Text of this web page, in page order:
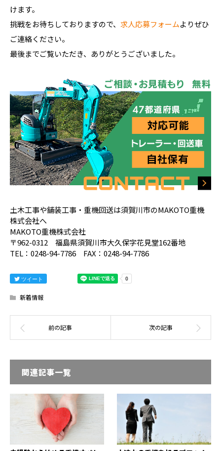
けます。
挑戦をお待ちしておりますので、 求人応募フォームよりぜひ
ご連絡ください。
最後までご覧いただき、ありがとうございました。
土木工事や舗装工事・重機回送は須賀川市のMAKOTO重機
株式会社へ
MAKOTO重機株式会社
〒962-0312 福島県須賀川市大久保字花見堂162番地
TEL：0248-94-7786 FAX：0248-94-7786
ツイート
新着情報
関連記事一覧